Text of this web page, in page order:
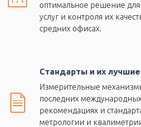
оптимальное решение для
услуг и контроля их
средних офисах.
Стандарты и их лучшие
Измерительные
последних
рекомендациях и
метрологии и